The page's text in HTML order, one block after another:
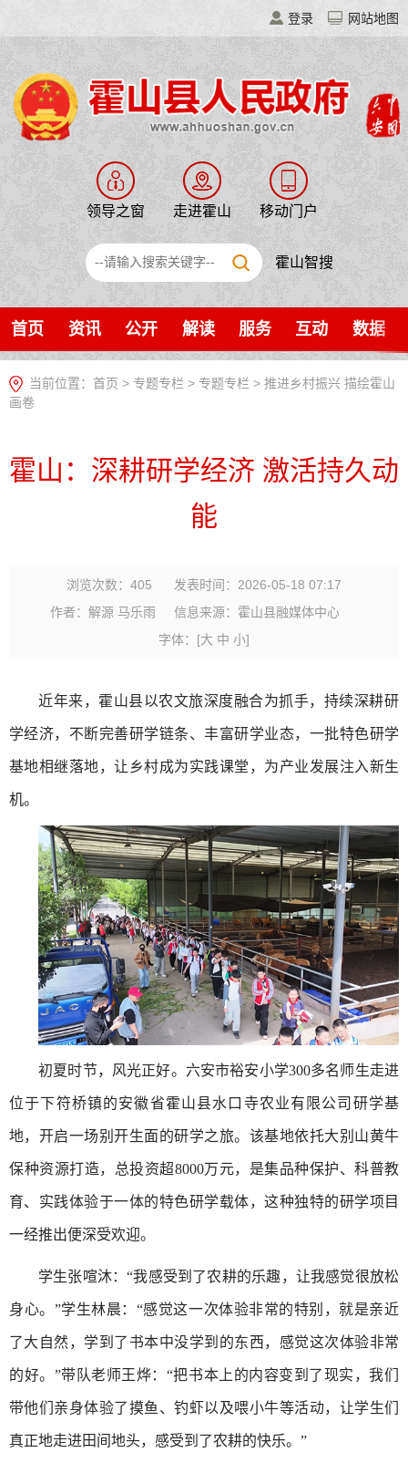
登录 网站地图
领导之窗 走进霍山 移动门户
霍山智搜
首页 资讯 公开 解读 服务 互动 数据
当前位置： 首页 > 专题专栏 > 专题专栏 > 推进乡村振兴 描绘霍山
画卷
霍山：深耕研学经济 激活持久动
能
浏览次数： 405
发表时间：2026-05-18 07:17
作者：解源 马乐雨
信息来源：霍山县融媒体中心
字体： [大 中 小]
近年来，霍山县以农文旅深度融合为抓手，持续深耕研
学经济，不断完善研学链条、丰富研学业态，一批特色研学
基地相继落地，让乡村成为实践课堂，为产业发展注入新生
机。
初夏时节，风光正好。六安市裕安小学300多名师生走进
位于下符桥镇的安徽省霍山县水口寺农业有限公司研学基
地，开启一场别开生面的研学之旅。该基地依托大别山黄牛
保种资源打造，总投资超8000万元，是集品种保护、科普教
育、实践体验于一体的特色研学载体，这种独特的研学项目
一经推出便深受欢迎。
学生张喧沐：“我感受到了农耕的乐趣，让我感觉很放松
身心。”学生林晨：“感觉这一次体验非常的特别，就是亲近
了大自然，学到了书本中没学到的东西，感觉这次体验非常
的好。”带队老师王烨：“把书本上的内容变到了现实，我们
带他们亲身体验了摸鱼、钓虾以及喂小牛等活动，让学生们
真正地走进田间地头，感受到了农耕的快乐。”